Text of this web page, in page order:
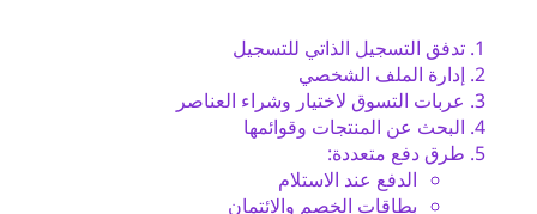
تدفق التسجيل الذاتي للتسجيل
إدارة الملف الشخصي
عربات التسوق لاختيار وشراء العناصر
البحث عن المنتجات وقوائمها
طرق دفع متعددة:
الدفع عند الاستلام
بطاقات الخصم والائتمان